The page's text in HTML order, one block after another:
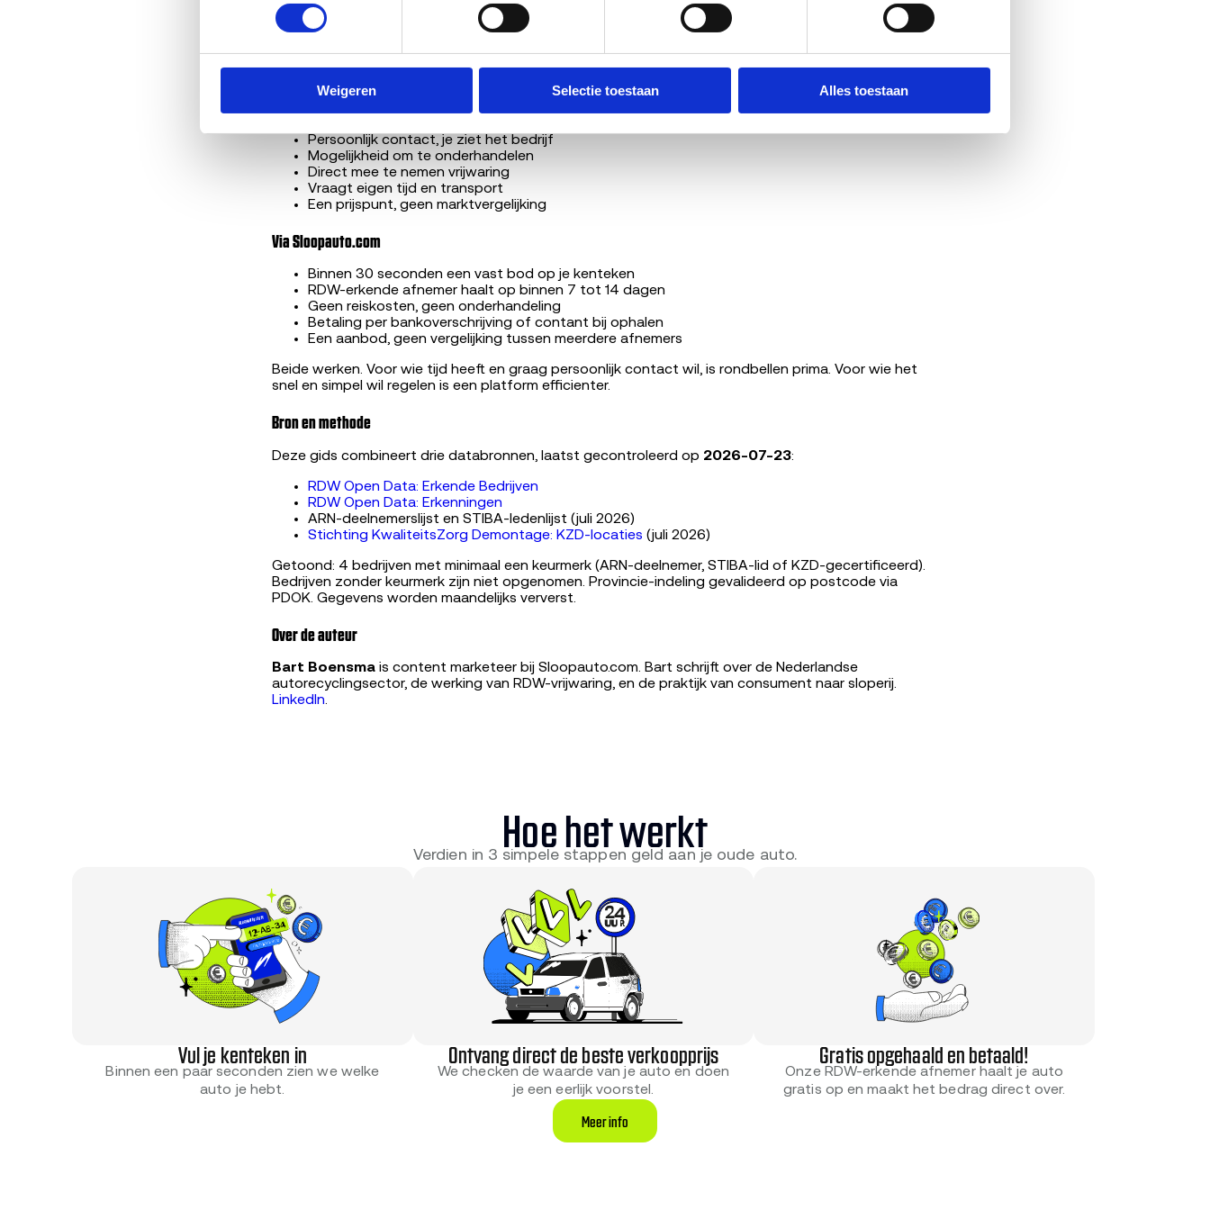
Weigeren Selectie toestaan Alles toestaan
Betaling: contant of overschrijving.
Beide is toegestaan. Bij contant boven 3.000 euro is
identificatieplicht gebruikelijk. Vraag vooraf wat het bedrijf hanteert.
Zelf naar de sloperij of via een platform?
Persoonlijk contact, je ziet het bedrijf
Mogelijkheid om te onderhandelen
Direct mee te nemen vrijwaring
Vraagt eigen tijd en transport
Een prijspunt, geen marktvergelijking
Via Sloopauto.com
Binnen 30 seconden een vast bod op je kenteken
RDW-erkende afnemer haalt op binnen 7 tot 14 dagen
Geen reiskosten, geen onderhandeling
Betaling per bankoverschrijving of contant bij ophalen
Een aanbod, geen vergelijking tussen meerdere afnemers
Beide werken. Voor wie tijd heeft en graag persoonlijk contact wil, is rondbellen prima. Voor wie het
snel en simpel wil regelen is een platform efficienter.
Bron en methode
Deze gids combineert drie databronnen, laatst gecontroleerd op 2026-07-23:
RDW Open Data: Erkende Bedrijven
RDW Open Data: Erkenningen
ARN-deelnemerslijst en STIBA-ledenlijst (juli 2026)
Stichting KwaliteitsZorg Demontage: KZD-locaties (juli 2026)
Getoond: 4 bedrijven met minimaal een keurmerk (ARN-deelnemer, STIBA-lid of KZD-gecertificeerd).
Bedrijven zonder keurmerk zijn niet opgenomen. Provincie-indeling gevalideerd op postcode via
PDOK. Gegevens worden maandelijks ververst.
Over de auteur
Bart Boensma is content marketeer bij Sloopauto.com. Bart schrijft over de Nederlandse
autorecyclingsector, de werking van RDW-vrijwaring, en de praktijk van consument naar sloperij.
LinkedIn.
Hoe het werkt
Verdien in 3 simpele stappen geld aan je oude auto.
Vul je kenteken in
Binnen een paar seconden zien we welke
auto je hebt.
Ontvang direct de beste verkoopprijs
We checken de waarde van je auto en doen
je een eerlijk voorstel.
Gratis opgehaald en betaald!
Onze RDW-erkende afnemer haalt je auto
gratis op en maakt het bedrag direct over.
Meer info